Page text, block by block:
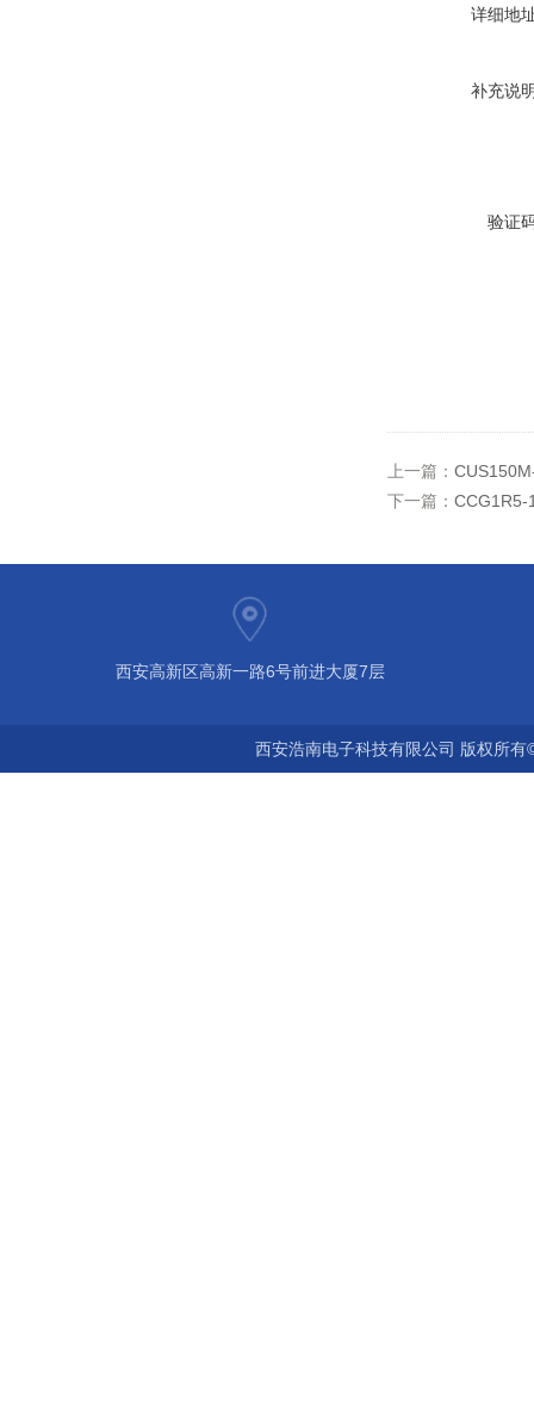
详细地
补充说
验证
上一篇：
下一篇： CCG1R5-
西安高新区高新一路6号前进大厦7层
西安浩南电子科技有限公司 版权所